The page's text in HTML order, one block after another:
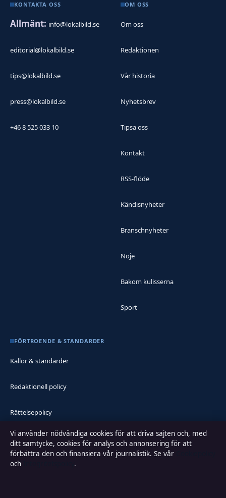
KONTAKTA OSS
Allmänt: info@lokalbild.se
editorial@lokalbild.se
tips@lokalbild.se
press@lokalbild.se
+46 8 525 033 10
OM OSS
Om oss
Redaktionen
Vår historia
Nyhetsbrev
Tipsa oss
Kontakt
RSS-flöde
Kändisnyheter
Branschnyheter
Nöje
Bakom kulisserna
Sport
FÖRTROENDE & STANDARDER
Källor & standarder
Redaktionell policy
Rättelsepolicy
Faktagranskningspolicy
Ägande & finansiering
Vi använder nödvändiga cookies för att driva sajten och, med
ditt samtycke, cookies för analys och annonsering för att
förbättra den och finansiera vår journalistik. Se vår
och
.